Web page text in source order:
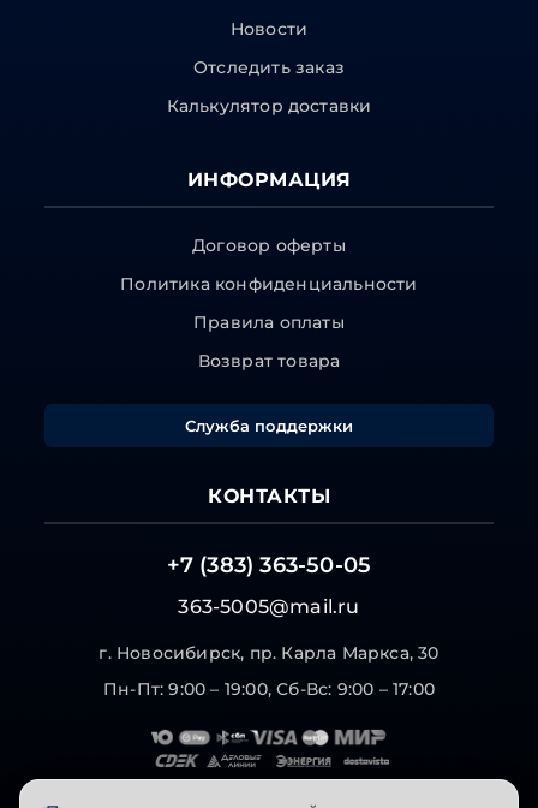
Новости
Отследить заказ
Калькулятор доставки
ИНФОРМАЦИЯ
Договор оферты
Политика конфиденциальности
Правила оплаты
Возврат товара
Служба поддержки
КОНТАКТЫ
+7 (383) 363-50-05
363-5005@mail.ru
г. Новосибирск, пр. Карла Маркса, 30
Пн-Пт: 9:00 – 19:00, Сб-Вс: 9:00 – 17:00